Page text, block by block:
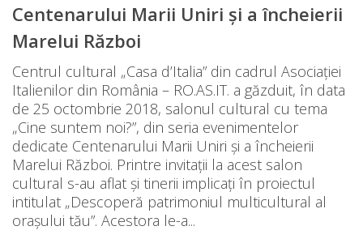
Centenarului Marii Uniri și a încheierii
Marelui Război
Centrul cultural „Casa d’Italia” din cadrul Asociației
Italienilor din România – RO.AS.IT. a găzduit, în data
de 25 octombrie 2018, salonul cultural cu tema
„Cine suntem noi?”, din seria evenimentelor
dedicate Centenarului Marii Uniri și a încheierii
Marelui Război. Printre invitații la acest salon
cultural s-au aflat și tinerii implicați în proiectul
intitulat „Descoperă patrimoniul multicultural al
orașului tău”. Acestora le-a...